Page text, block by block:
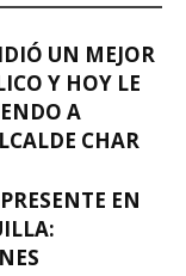
UN MEJOR
Y HOY LE
A
CHAR
EN